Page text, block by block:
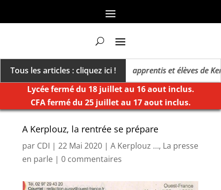
Tous les articles : cliquez ici !
des extrêmes »
Cinq apprentis et élèves de
Lycée fermé du 18 juillet au 16 aout inclus.
CFA fermé du 25 juillet au 17 aout inclus.
A Kerplouz, la rentrée se prépare
par CDI | 22 Mai 2020| A Kerplouz …, La presse
en parle| 0 commentaires